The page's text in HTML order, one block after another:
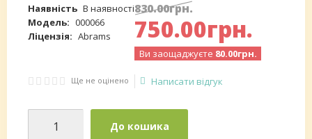
Наявність В наявності
Модель: 000066
Ліцензія: Abrams
830.00грн.
750.00грн.
Ви заощаджуєте 80.00грн.
Ще не оцінено Написати відгук
До кошика